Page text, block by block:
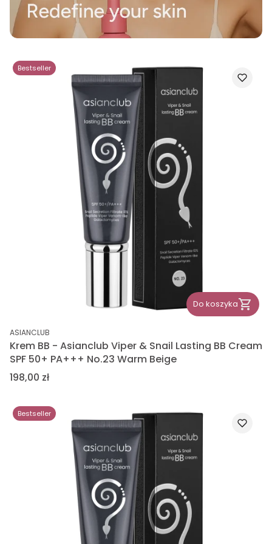
Bestseller
Do koszyka
PRODUCENT
ASIANCLUB
Krem BB - Asianclub Viper & Snail Lasting BB Cream
SPF 50+ PA+++ No.23 Warm Beige
Cena
198,00 zł
Bestseller